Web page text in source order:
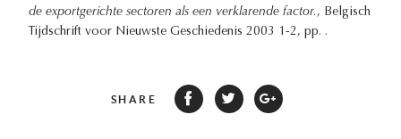
de exportgerichte sectoren als een verklarende factor., Belgisch
Tijdschrift voor Nieuwste Geschiedenis 2003 1-2, pp. .
SHARE